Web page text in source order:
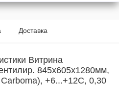
Доставка
Витрина
845х605х1280мм,
+6...+12С, 0,30